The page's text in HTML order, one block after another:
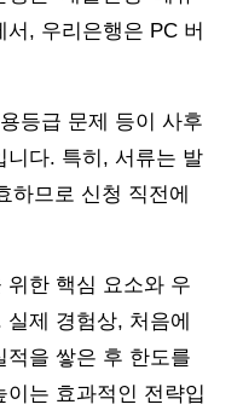
, 우리은행은 PC 버
등급 문제 등이 사후
니다. 특히, 서류는 발
하므로 신청 직전에
위한 핵심 요소와 우
제 경험상, 처음에
적을 쌓은 후 한도를
는 효과적인 전략입